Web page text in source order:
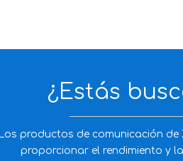
¿Estás
Los productos de comunicación de
proporcionar el rendimiento y